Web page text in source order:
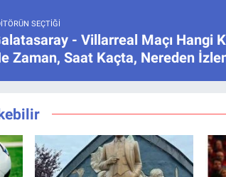
SEÇTIĞI
- Villarreal Maçı Hangi
Zaman, Saat Kaçta, Nereden